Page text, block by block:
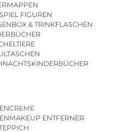
FIGUREN
& TRINKFLASCHEN
ENTFERNER